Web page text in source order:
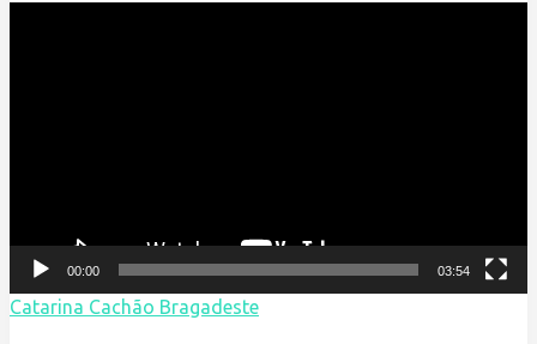
00:00 03:54
Catarina Cachão Bragadeste